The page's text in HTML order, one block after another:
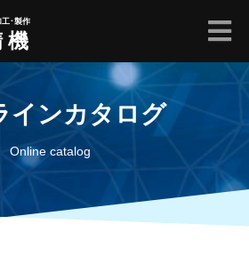
･製作
機
インカタログ
Online catalog